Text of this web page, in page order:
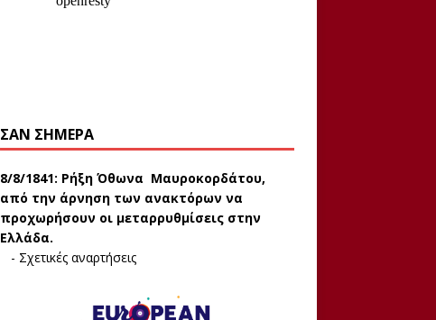
ΣΑΝ ΣΉΜΕΡΑ
8/8/1841: Ρήξη Όθωνα  Μαυροκορδάτου,
από την άρνηση των ανακτόρων να
προχωρήσουν οι μεταρρυθμίσεις στην
Ελλάδα.
- Σχετικές αναρτήσεις